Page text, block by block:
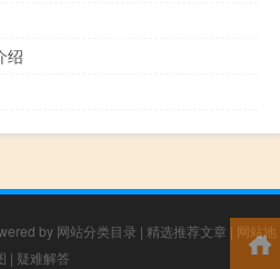
绍
by 网站分类目录 | 精选推荐文章 | 网站地
| 疑难解答